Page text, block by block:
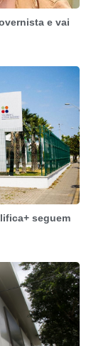
e vai
seguem